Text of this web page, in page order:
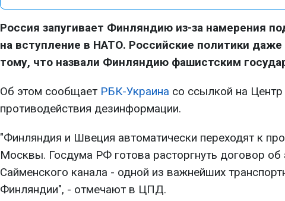
Россия запугивает Финляндию из-за намерения
на вступление в НАТО. Российские политики даже
тому, что назвали Финляндию фашистским
Об этом сообщает РБК-Украина со ссылкой на Центр
противодействия дезинформации.
"Финляндия и Швеция автоматически переходят к
Москвы. Госдума РФ готова расторгнуть договор об
Сайменского канала - одной из важнейших
Финляндии", - отмечают в ЦПД.